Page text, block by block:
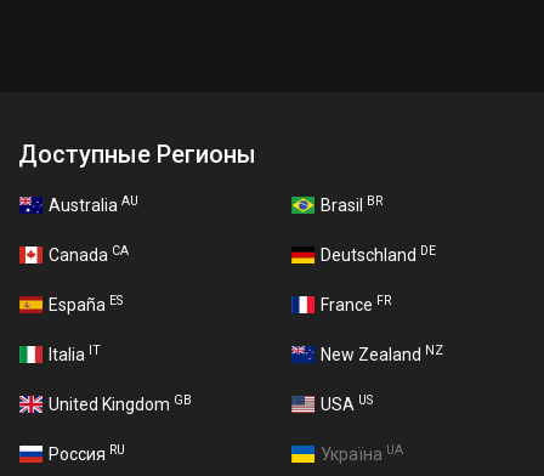
Доступные Регионы
Australia AU Brasil BR
Canada CA Deutschland DE
España ES France FR
Italia IT New Zealand NZ
United Kingdom GB USA US
Россия RU Україна UA